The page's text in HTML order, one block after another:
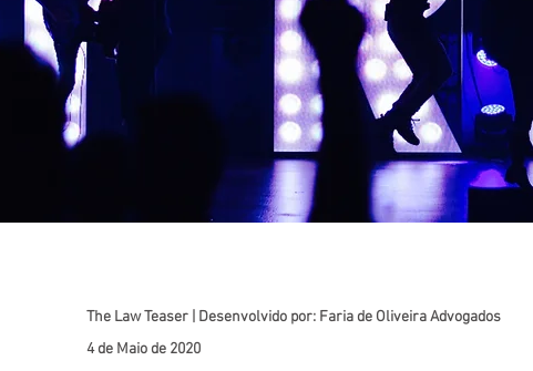
The Law Teaser | Desenvolvido por: Faria de Oliveira Advogados
4 de Maio de 2020